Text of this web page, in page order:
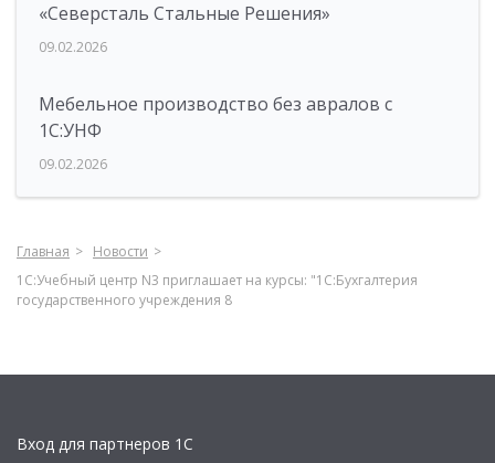
«Северсталь Стальные Решения»
09.02.2026
Мебельное производство без авралов с
1С:УНФ
09.02.2026
Главная
Новости
1С:Учебный центр N3 приглашает на курсы: "1C:Бухгалтерия
государственного учреждения 8
Вход для партнеров 1С